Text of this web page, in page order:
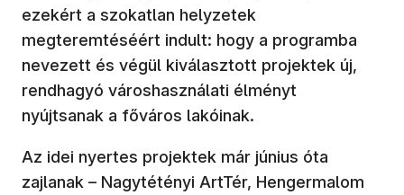
ezekért a szokatlan helyzetek
megteremtéséért indult: hogy a programba
nevezett és végül kiválasztott projektek új,
rendhagyó városhasználati élményt
nyújtsanak a főváros lakóinak.
Az idei nyertes projektek már június óta
zajlanak – Nagytétényi ArtTér, Hengermalom